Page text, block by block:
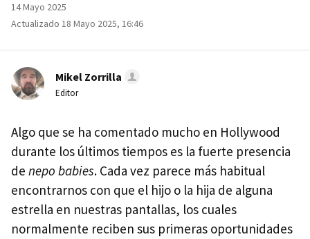
14 Mayo 2025
Actualizado 18 Mayo 2025, 16:46
Mikel Zorrilla
Editor
Algo que se ha comentado mucho en Hollywood
durante los últimos tiempos es la fuerte presencia
de nepo babies. Cada vez parece más habitual
encontrarnos con que el hijo o la hija de alguna
estrella en nuestras pantallas, los cuales
normalmente reciben sus primeras oportunidades